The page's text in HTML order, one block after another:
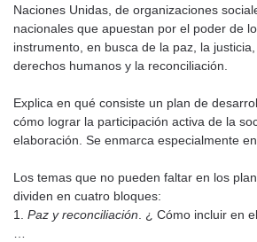
Naciones Unidas, de organizaciones
nacionales que apuestan por el poder de
instrumento, en busca de la paz, la
derechos humanos y la reconciliación.
Explica en qué consiste un plan de
cómo lograr la participación activa de la
elaboración. Se enmarca especialmente
Los temas que no pueden faltar en los
dividen en cuatro bloques:
1. Paz y reconciliación. ¿ Cómo incluir en
…